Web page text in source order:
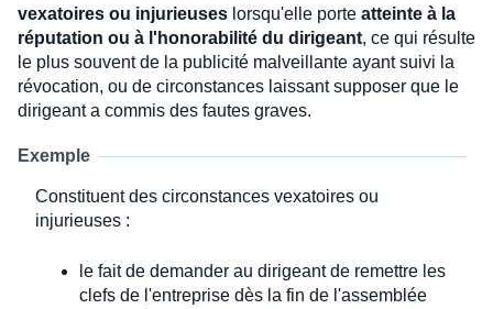
vexatoires ou injurieuses lorsqu'elle porte atteinte à la
réputation ou à l'honorabilité du dirigeant, ce qui résulte
le plus souvent de la publicité malveillante ayant suivi la
révocation, ou de circonstances laissant supposer que le
dirigeant a commis des fautes graves.
Exemple
Constituent des circonstances vexatoires ou
injurieuses :
le fait de demander au dirigeant de remettre les
clefs de l'entreprise dès la fin de l'assemblée